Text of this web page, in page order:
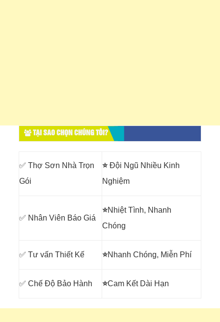
TẠI SAO CHỌN CHÚNG TÔI?
✅ Thợ Sơn Nhà Trọn
Gói
⭐Đội Ngũ Nhiều Kinh
Nghiệm
✅ Nhân Viên Báo Giá
⭐Nhiệt Tình, Nhanh
Chóng
✅ Tư vấn Thiết Kế ⭐Nhanh Chóng, Miễn Phí
✅ Chế Độ Bảo Hành ⭐Cam Kết Dài Hạn